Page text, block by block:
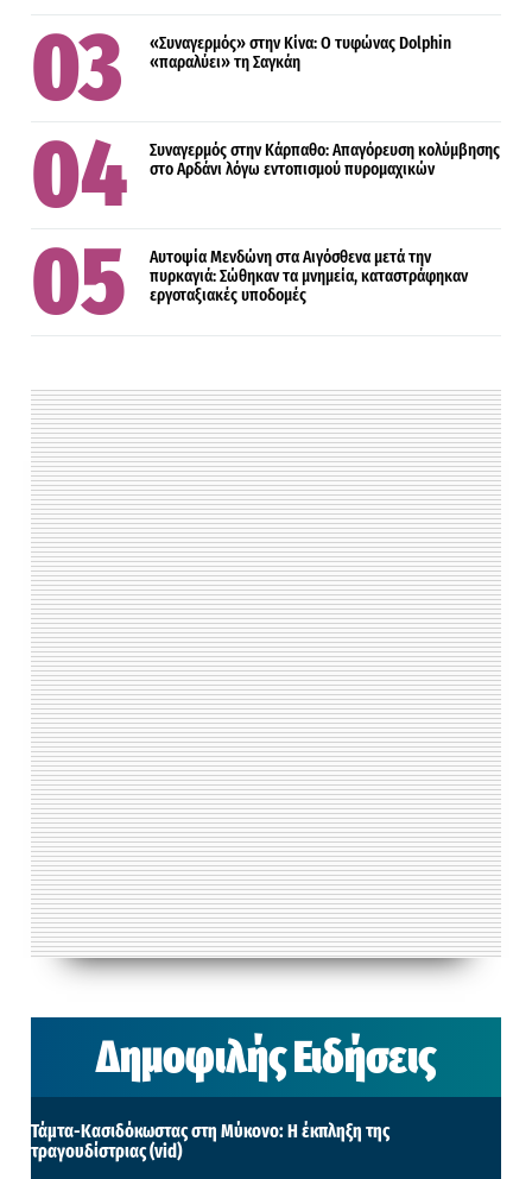
«Συναγερμός» στην Κίνα: Ο τυφώνας Dolphin
«παραλύει» τη Σαγκάη
Συναγερμός στην Κάρπαθο: Απαγόρευση κολύμβησης
στο Αρδάνι λόγω εντοπισμού πυρομαχικών
Αυτοψία Μενδώνη στα Αιγόσθενα μετά την
πυρκαγιά: Σώθηκαν τα μνημεία, καταστράφηκαν
εργοταξιακές υποδομές
Δημοφιλής Ειδήσεις
Τάμτα-Κασιδόκωστας στη Μύκονο: Η έκπληξη της
τραγουδίστριας (vid)